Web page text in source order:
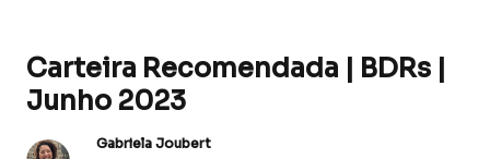
Carteira Recomendada | BDRs |
Junho 2023
Gabriela Joubert